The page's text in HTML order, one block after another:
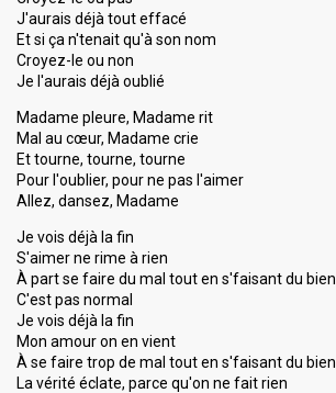
J'aurais déjà tout effacé
Et si ça n'tenait qu'à son nom
Croyez-le ou non
Je l'aurais déjà oublié
Madame pleure, Madame rit
Mal au cœur, Madame crie
Et tourne, tourne, tourne
Pour l'oublier, pour ne pas l'aimer
Allez, dansez, Madame
Je vois déjà la fin
S'aimer ne rime à rien
À part se faire du mal tout en s'faisant du bien
C'est pas normal
Je vois déjà la fin
Mon amour on en vient
À se faire trop de mal tout en s'faisant du bien
La vérité éclate, parce qu'on ne fait rien